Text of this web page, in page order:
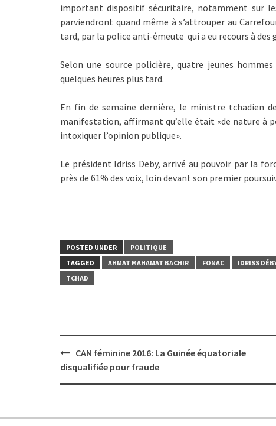
important dispositif sécuritaire, notamment sur
parviendront quand même à s’attrouper au
tard, par la police anti-émeute qui a eu recours à des
Selon une source policière, quatre jeunes
quelques heures plus tard.
En fin de semaine dernière, le ministre tchadien
manifestation, affirmant qu’elle était «de nature à
intoxiquer l’opinion publique».
Le président Idriss Deby, arrivé au pouvoir par la
près de 61% des voix, loin devant son premier
POSTED UNDER
POLITIQUE
TAGGED
AHMAT MAHAMAT BACHIR FONAC IDRISS
TCHAD
Post
navigation
CAN féminine 2016: La Guinée équatoriale
disqualifiée pour fraude